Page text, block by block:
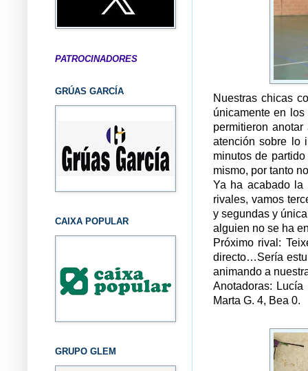
Nuestras chicas
únicamente en
permitieron
atención sobre lo
minutos de
mismo, por tanto
Ya ha acabado la
rivales, vamos
y segundas y
alguien no se ha
Próximo rival:
directo…Sería
animando a
Anotadoras:
Marta G. 4, Bea 0.
PATROCINADORES
GRÚAS GARCÍA
CAIXA POPULAR
GRUPO GLEM